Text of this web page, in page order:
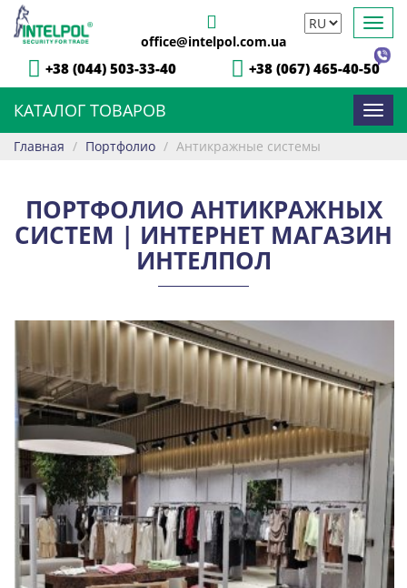
office@intelpol.com.ua
+38 (044) 503-33-40 +38 (067) 465-40-50
КАТАЛОГ ТОВАРОВ
Главная / Портфолио / Антикражные системы
ПОРТФОЛИО АНТИКРАЖНЫХ
СИСТЕМ | ИНТЕРНЕТ МАГАЗИН
ИНТЕЛПОЛ